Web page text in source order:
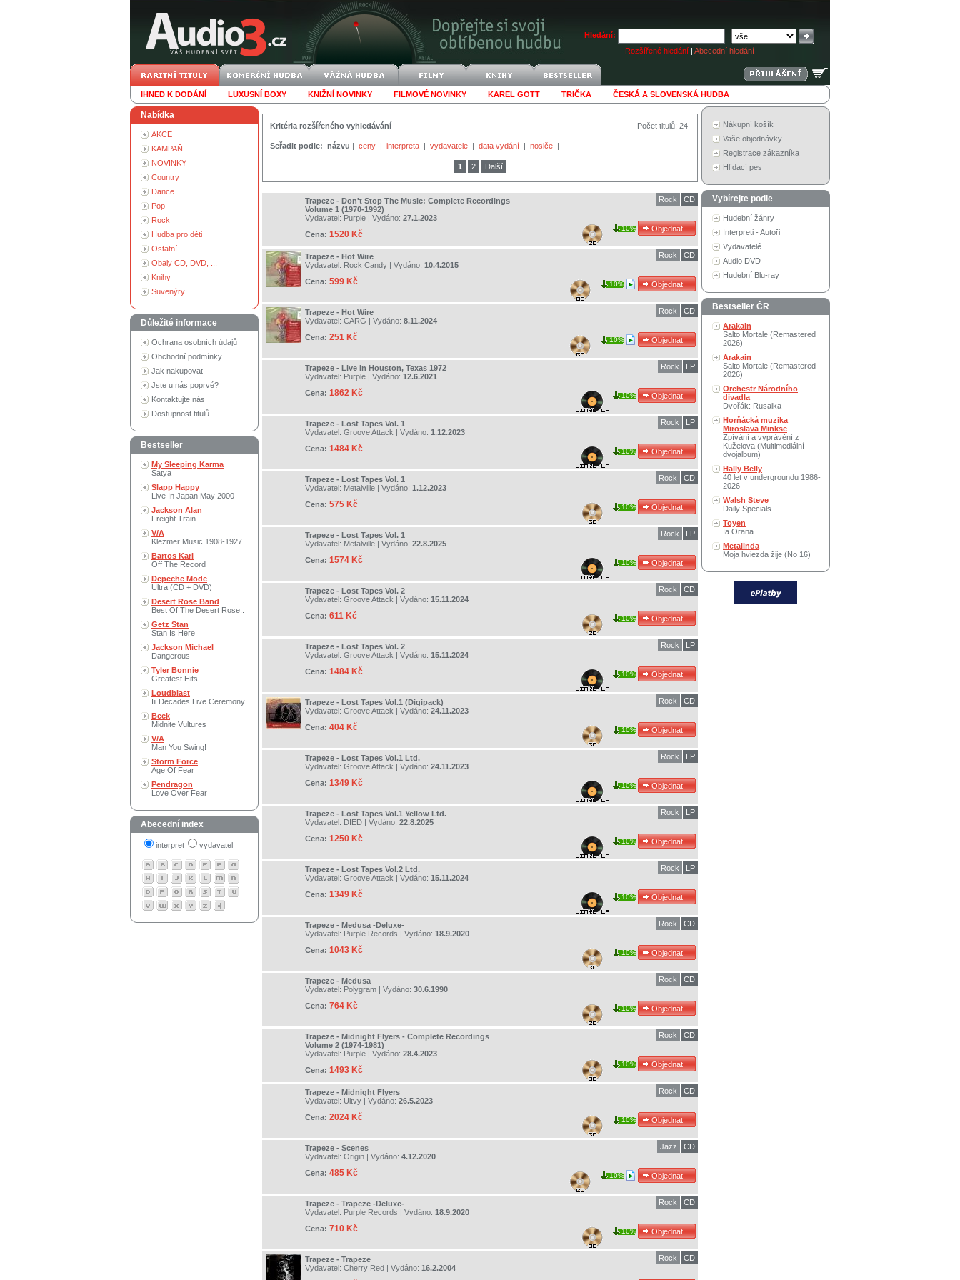
Hledání:
Rozšířené hledání | Abecední hledání
IHNED K DODÁNÍ LUXUSNÍ BOXY KNIŽNÍ NOVINKY FILMOVÉ NOVINKY KAREL GOTT TRIČKA ČESKÁ A SLOVENSKÁ HUDBA
Nabídka
AKCE
KAMPAŇ
NOVINKY
Country
Dance
Pop
Rock
Hudba pro děti
Ostatní
Obaly CD, DVD, ...
Knihy
Suvenýry
Důležité informace
Ochrana osobních údajů
Obchodní podmínky
Jak nakupovat
Jste u nás poprvé?
Kontaktujte nás
Dostupnost titulů
Bestseller
My Sleeping Karma
Satya
Slapp Happy
Live In Japan May 2000
Jackson Alan
Freight Train
V/A
Klezmer Music 1908-1927
Bartos Karl
Off The Record
Depeche Mode
Ultra (CD + DVD)
Desert Rose Band
Best Of The Desert Rose..
Getz Stan
Stan Is Here
Jackson Michael
Dangerous
Tyler Bonnie
Greatest Hits
Loudblast
Iii Decades Live Ceremony
Beck
Midnite Vultures
V/A
Man You Swing!
Storm Force
Age Of Fear
Pendragon
Love Over Fear
Abecední index
interpret vydavatel
Počet titulů: 24
Kritéria rozšířeného vyhledávání
Seřadit podle: názvu | ceny | interpreta | vydavatele | data vydání | nosiče |
1 2 Další
Trapeze - Don't Stop The Music: Complete Recordings
Volume 1 (1970-1992)
Vydavatel: Purple | Vydáno: 27.1.2023
Cena: 1520 Kč
CD
Rock
10%
Trapeze - Hot Wire
Vydavatel: Rock Candy | Vydáno: 10.4.2015
Cena: 599 Kč
CD
Rock
10%
Trapeze - Hot Wire
Vydavatel: CARG | Vydáno: 8.11.2024
Cena: 251 Kč
CD
Rock
10%
Trapeze - Live In Houston, Texas 1972
Vydavatel: Purple | Vydáno: 12.6.2021
Cena: 1862 Kč
LP
Rock
10%
Trapeze - Lost Tapes Vol. 1
Vydavatel: Groove Attack | Vydáno: 1.12.2023
Cena: 1484 Kč
LP
Rock
10%
Trapeze - Lost Tapes Vol. 1
Vydavatel: Metalville | Vydáno: 1.12.2023
Cena: 575 Kč
CD
Rock
10%
Trapeze - Lost Tapes Vol. 1
Vydavatel: Metalville | Vydáno: 22.8.2025
Cena: 1574 Kč
LP
Rock
10%
Trapeze - Lost Tapes Vol. 2
Vydavatel: Groove Attack | Vydáno: 15.11.2024
Cena: 611 Kč
CD
Rock
10%
Trapeze - Lost Tapes Vol. 2
Vydavatel: Groove Attack | Vydáno: 15.11.2024
Cena: 1484 Kč
LP
Rock
10%
Trapeze - Lost Tapes Vol.1 (Digipack)
Vydavatel: Groove Attack | Vydáno: 24.11.2023
Cena: 404 Kč
CD
Rock
10%
Trapeze - Lost Tapes Vol.1 Ltd.
Vydavatel: Groove Attack | Vydáno: 24.11.2023
Cena: 1349 Kč
LP
Rock
10%
Trapeze - Lost Tapes Vol.1 Yellow Ltd.
Vydavatel: DIED | Vydáno: 22.8.2025
Cena: 1250 Kč
LP
Rock
10%
Trapeze - Lost Tapes Vol.2 Ltd.
Vydavatel: Groove Attack | Vydáno: 15.11.2024
Cena: 1349 Kč
LP
Rock
10%
Trapeze - Medusa -Deluxe-
Vydavatel: Purple Records | Vydáno: 18.9.2020
Cena: 1043 Kč
CD
Rock
10%
Trapeze - Medusa
Vydavatel: Polygram | Vydáno: 30.6.1990
Cena: 764 Kč
CD
Rock
10%
Trapeze - Midnight Flyers - Complete Recordings
Volume 2 (1974-1981)
Vydavatel: Purple | Vydáno: 28.4.2023
Cena: 1493 Kč
CD
Rock
10%
Trapeze - Midnight Flyers
Vydavatel: Ultvy | Vydáno: 26.5.2023
Cena: 2024 Kč
CD
Rock
10%
Trapeze - Scenes
Vydavatel: Origin | Vydáno: 4.12.2020
Cena: 485 Kč
CD
Jazz
10%
Trapeze - Trapeze -Deluxe-
Vydavatel: Purple Records | Vydáno: 18.9.2020
Cena: 710 Kč
CD
Rock
10%
Trapeze - Trapeze
Vydavatel: Cherry Red | Vydáno: 16.2.2004
CD
Rock
Nákupní košík
Vaše objednávky
Registrace zákazníka
Hlídací pes
Vybírejte podle
Hudební žánry
Interpreti - Autoři
Vydavatelé
Audio DVD
Hudební Blu-ray
Bestseller ČR
Arakain
Salto Mortale (Remastered
2026)
Arakain
Salto Mortale (Remastered
2026)
Orchestr Národního
divadla
Dvořák: Rusalka
Horňácká muzika
Miroslava Minkse
Zpívání a vyprávění z
Kuželova (Multimediální
dvojalbum)
Hally Belly
40 let v undergroundu 1986-
2026
Walsh Steve
Daily Specials
Toyen
Ia Orana
Metalinda
Moja hviezda žije (No 16)